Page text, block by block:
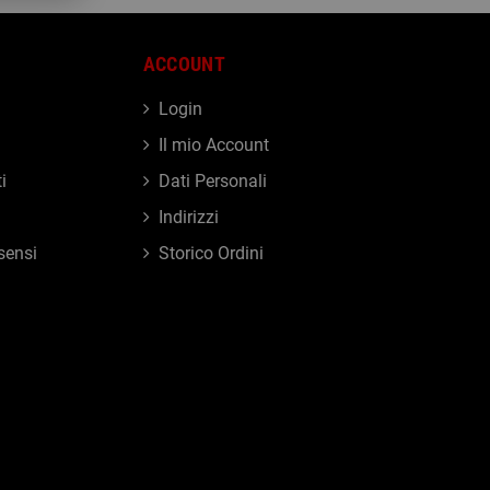
ACCOUNT
Login
Il mio Account
Dati Personali
Indirizzi
Storico Ordini